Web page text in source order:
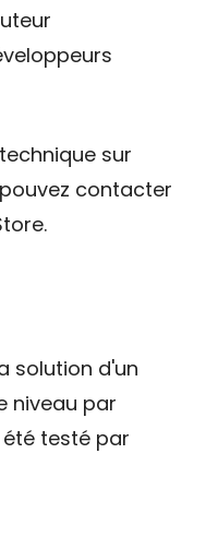
sur
contacter
solution d'un
niveau par
été testé par